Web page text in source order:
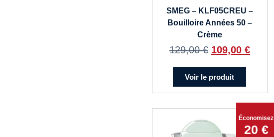
SMEG – KLF05CREU –
Bouilloire Années 50 –
Crème
129,00€ 109,00 €
Voir le produit
Économisez
20 €